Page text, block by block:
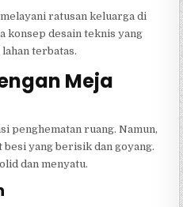
ratusan keluarga di
konsep desain teknis yang
terbatas.
Meja
penghematan ruang. Namun,
yang berisik dan goyang.
dan menyatu.